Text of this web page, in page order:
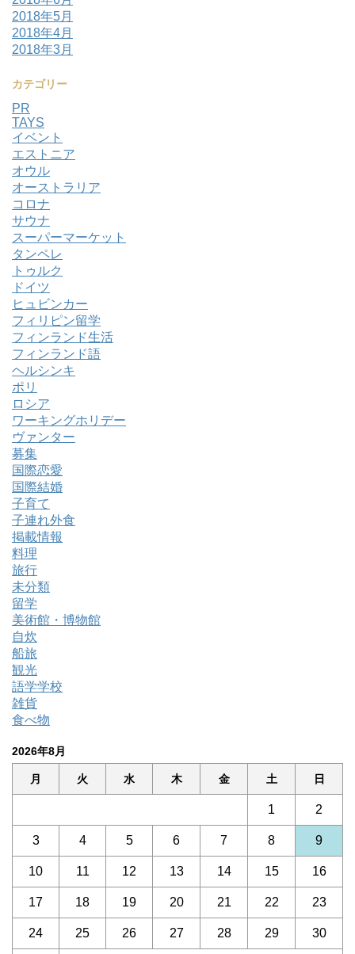
2018年5月
2018年4月
2018年3月
カテゴリー
PR
TAYS
イベント
エストニア
オウル
オーストラリア
コロナ
サウナ
スーパーマーケット
タンペレ
トゥルク
ドイツ
ヒュビンカー
フィリピン留学
フィンランド生活
フィンランド語
ヘルシンキ
ポリ
ロシア
ワーキングホリデー
ヴァンター
募集
国際恋愛
国際結婚
子育て
子連れ外食
掲載情報
料理
旅行
未分類
留学
美術館・博物館
自炊
船旅
観光
語学学校
雑貨
食べ物
2026年8月
月 火 水 木 金 土 日
1 2
3 4 5 6 7 8 9
10 11 12 13 14 15 16
17 18 19 20 21 22 23
24 25 26 27 28 29 30